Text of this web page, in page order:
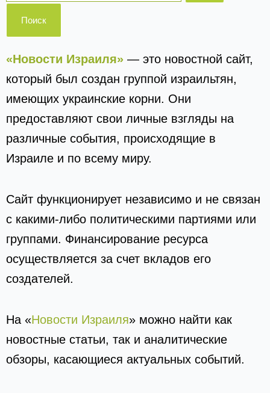
«Новости Израиля» — это новостной сайт,
который был создан группой израильтян,
имеющих украинские корни. Они
предоставляют свои личные взгляды на
различные события, происходящие в
Израиле и по всему миру.
Сайт функционирует независимо и не связан
с какими-либо политическими партиями или
группами. Финансирование ресурса
осуществляется за счет вкладов его
создателей.
На «Новости Израиля» можно найти как
новостные статьи, так и аналитические
обзоры, касающиеся актуальных событий.